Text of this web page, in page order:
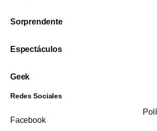
Sorprendente
Espectáculos
Geek
Redes Sociales
Facebook